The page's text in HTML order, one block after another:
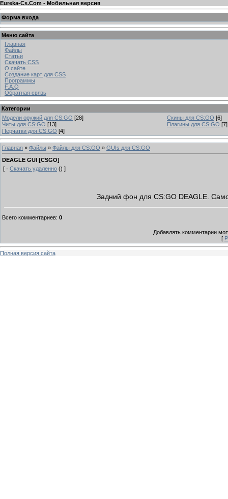
Eureka-Cs.Com - Мобильная версия
Форма входа
Меню сайта
Главная
Файлы
Статьи
Скачать CSS
О сайте
Создание карт для CSS
Программы
F.A.Q
Обратная связь
Категории
Модели оружий для CS:GO [28] Скины для CS:GO [6]
Читы для CS:GO [13] Плагины для CS:GO [7]
Перчатки для CS:GO [4]
Главная » Файлы » Файлы для CS:GO » GUIs для CS:GO
DEAGLE GUI [CSGO]
[ · Скачать удаленно () ]
Задний фон для CS:GO DEAGLE.
Всего комментариев: 0
Добавлять комментарии
[
Полная версия сайта